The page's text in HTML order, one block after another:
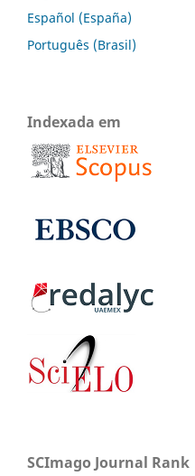
Español (España)
Português (Brasil)
Indexada em
SCImago Journal Rank